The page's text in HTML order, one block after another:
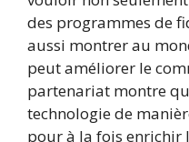
des programmes de
aussi montrer au
peut améliorer le
partenariat montre
technologie de
pour à la fois enrichir